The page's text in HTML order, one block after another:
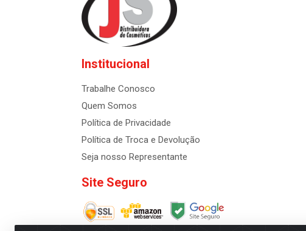
Institucional
Trabalhe Conosco
Quem Somos
Política de Privacidade
Política de Troca e Devolução
Seja nosso Representante
Site Seguro